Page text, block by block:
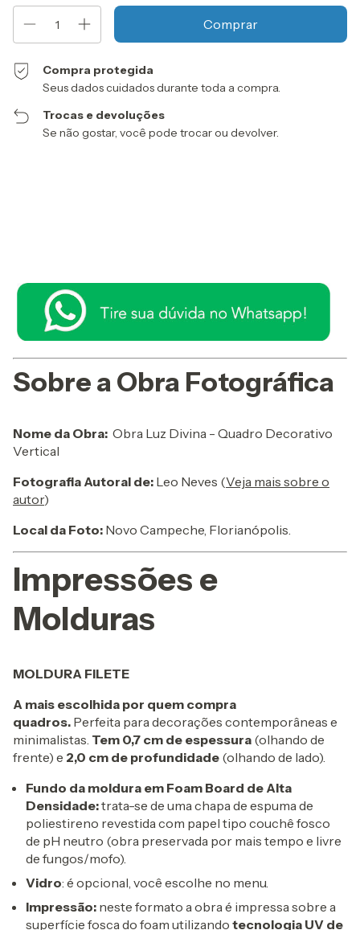
Compra protegida
Seus dados cuidados durante toda a compra.
Trocas e devoluções
Se não gostar, você pode trocar ou devolver.
Sobre a Obra Fotográfica
Nome da Obra: Obra Luz Divina - Quadro Decorativo
Vertical
Fotografia Autoral de: Leo Neves (Veja mais sobre o
autor)
Local da Foto: Novo Campeche, Florianópolis.
Impressões e
Molduras
MOLDURA FILETE
A mais escolhida por quem compra
quadros. Perfeita para decorações contemporâneas e
minimalistas. Tem 0,7 cm de espessura (olhando de
frente) e 2,0 cm de profundidade (olhando de lado).
Fundo da moldura em Foam Board de Alta
Densidade:trata-se de uma chapa de espuma de
poliestireno revestida com papel tipo couchê fosco
de pH neutro (obra preservada por mais tempo e livre
de fungos/mofo).
Vidro: é opcional, você escolhe no menu.
Impressão: neste formato a obra é impressa sobre a
superfície fosca do foam utilizando tecnologia UV de